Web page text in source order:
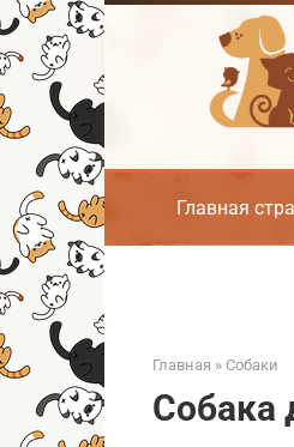
Перейти
к
контенту
Главная
Главная » Собаки
Собака